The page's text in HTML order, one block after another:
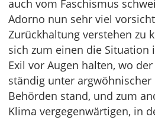
auch vom Faschismus
Adorno nun sehr viel
Zurückhaltung verstehen zu
sich zum einen die Situation
Exil vor Augen halten, wo
ständig unter
Behörden stand, und zum
Klima vergegenwärtigen, in